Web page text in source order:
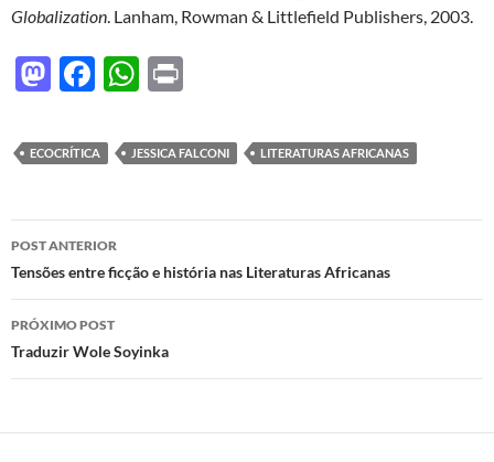
Globalization. Lanham, Rowman & Littlefield Publishers, 2003.
M
to
d
o
n
F
e
b
o
o
k
W
at
s
A
p
nt
ECOCRÍTICA JESSICA FALCONI LITERATURAS AFRICANAS
Navegação
de
posts
POST ANTERIOR
Tensões entre ficção e história nas Literaturas Africanas
PRÓXIMO POST
Traduzir Wole Soyinka